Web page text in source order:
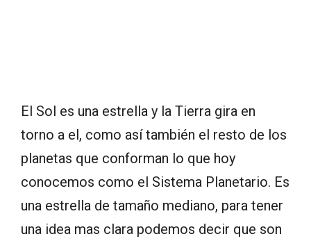
El Sol es una estrella y la Tierra gira en
torno a el, como así también el resto de los
planetas que conforman lo que hoy
conocemos como el Sistema Planetario. Es
una estrella de tamaño mediano, para tener
una idea mas clara podemos decir que son